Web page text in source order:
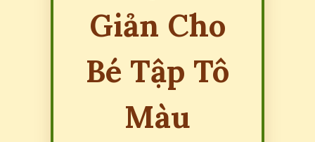
Giản Cho
Bé Tập Tô
Màu